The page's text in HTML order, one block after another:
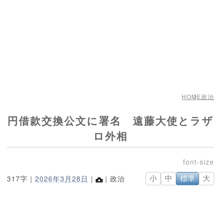
HOME政治
円借款交換公文に署名 遠藤大使とラザ
ロ外相
317字｜ 2026年3月28日 ｜ ｜政治 小 中 標準 大